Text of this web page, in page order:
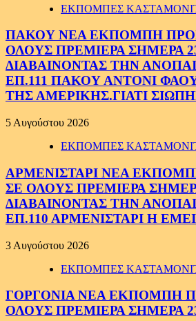
ΕΚΠΟΜΠΕΣ
ΠΑΚΟΥ ΝΕΑ ΕΚΠΟΜΠΗ
ΟΛΟΥΣ ΠΡΕΜΙΕΡΑ ΣΗΜΕΡΑ
ΔΙΑΒΑΙΝΟΝΤΑΣ ΤΗΝ
ΕΠ.111 ΠΑΚΟΥ ΑΝΤΟΝΙ
ΤΗΣ ΑΜΕΡΙΚΗΣ.ΓΙΑΤΙ
5 Αυγούστου 2026
ΕΚΠΟΜΠΕΣ
ΑΡΜΕΝΙΣΤΑΡΙ ΝΕΑ
ΣΕ ΟΛΟΥΣ ΠΡΕΜΙΕΡΑ
ΔΙΑΒΑΙΝΟΝΤΑΣ ΤΗΝ
ΕΠ.110 ΑΡΜΕΝΙΣΤΑΡΙ Η
3 Αυγούστου 2026
ΕΚΠΟΜΠΕΣ
ΓΟΡΓΟΝΙΑ ΝΕΑ ΕΚΠΟΜΠΗ
ΟΛΟΥΣ ΠΡΕΜΙΕΡΑ ΣΗΜΕΡΑ